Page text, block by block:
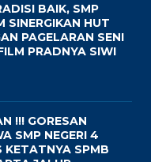
BAIK, SMP
SINERGIKAN HUT
PAGELARAN SENI
PRADNYA SIWI
!!! GORESAN
SMP NEGERI 4
KETATNYA SPMB